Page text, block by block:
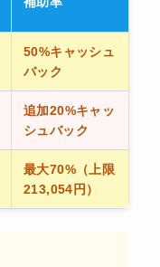
50%キャッシュ
バック
追加20%キャッ
シュバック
最大70%（上限
213,054円）